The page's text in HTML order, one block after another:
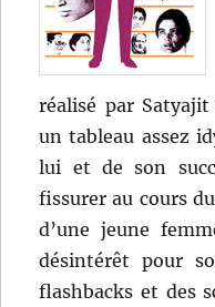
réalisé par Satyajit
un tableau assez
lui et de son
fissurer au cours
d’une jeune
désintérêt pour
flashbacks et des